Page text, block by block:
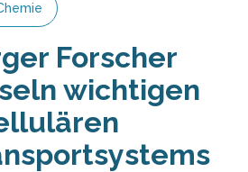
Forscher
wichtigen